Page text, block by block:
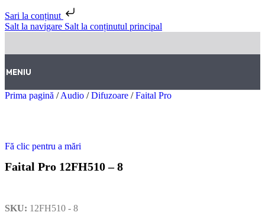
Sari la conținut
Salt la navigare Salt la conținutul principal
MENIU
Prima pagină / Audio / Difuzoare / Faital Pro
Fă clic pentru a mări
Faital Pro 12FH510 – 8
SKU: 12FH510 - 8